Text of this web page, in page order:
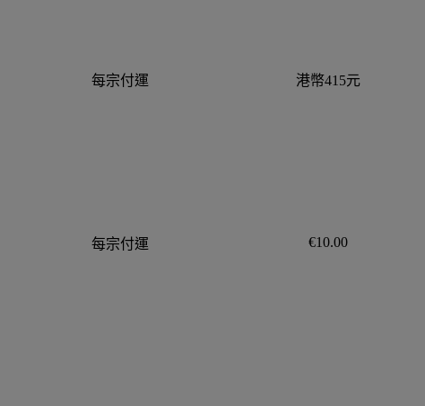
每宗付運 港幣415元
每宗付運 €10.00